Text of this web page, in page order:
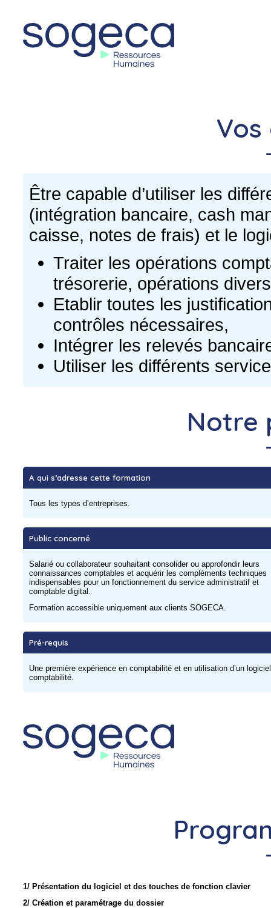
Être capable d’utiliser les
(intégration bancaire, cash
caisse, notes de frais) et le
Traiter les opérations
trésorerie, opérations
Etablir toutes les
contrôles nécessaires,
Intégrer les relevés
Utiliser les différents
Notre
A qui s’adresse cette formation
Tous les types d’entreprises.
Public concerné
Salarié ou collaborateur souhaitant consolider ou approfondir leurs
connaissances comptables et acquérir les compléments techniques
indispensables pour un fonctionnement du service administratif et
comptable digital.
Formation accessible uniquement aux clients SOGECA.
Pré-requis
Une première expérience en comptabilité et en utilisation d’un
comptabilité.
1/ Présentation du logiciel et des touches de fonction clavier
2/ Création et paramétrage du dossier